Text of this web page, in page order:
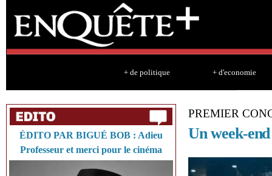
+ de politique + d'economie
ÉDITO PAR BIGUÉ BOB : Adieu
Professeur et merci pour le cinéma
PREMIER
Un week-